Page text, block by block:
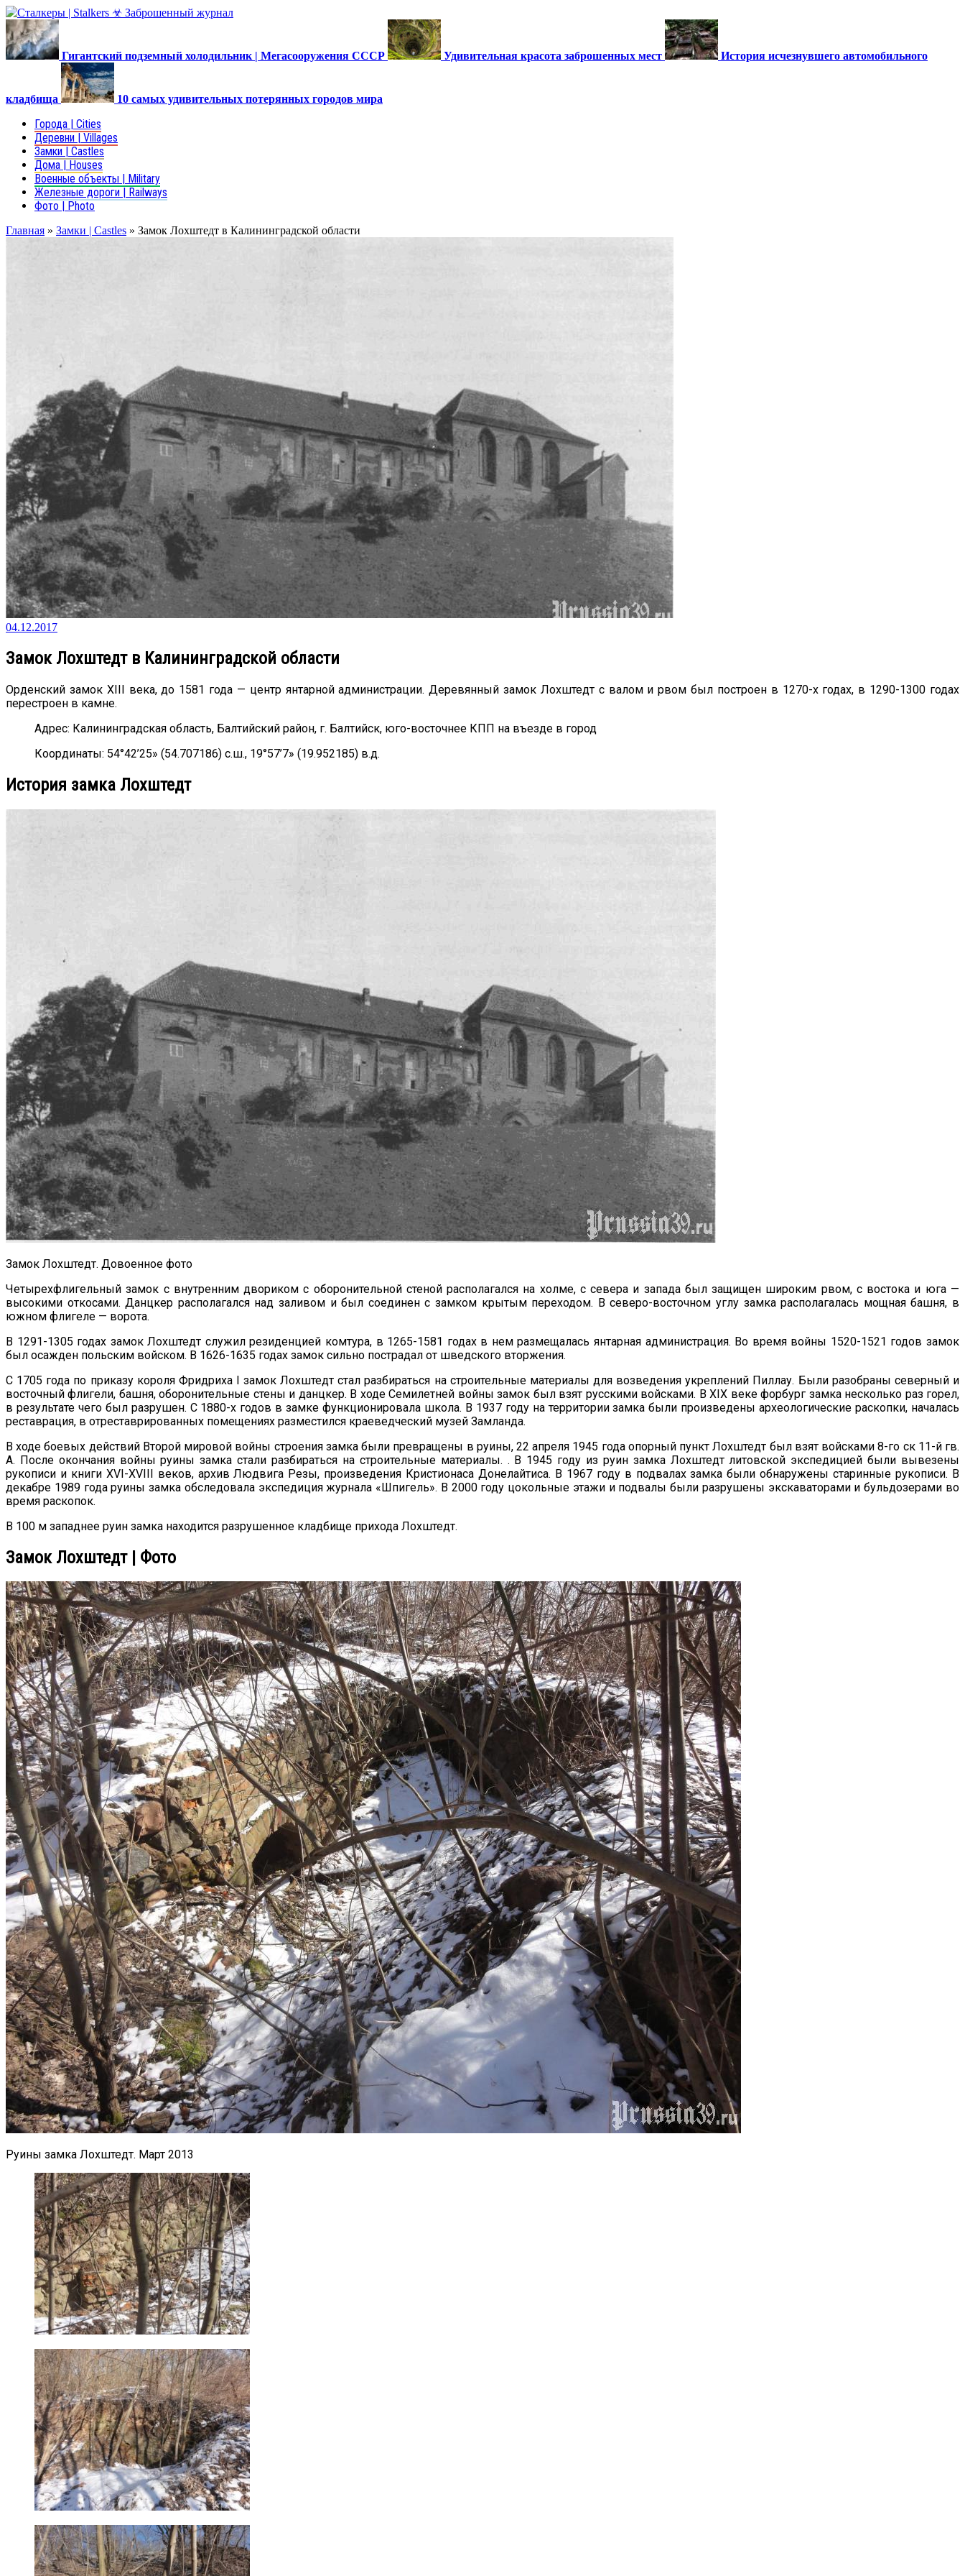
Гигантский подземный холодильник | Мегасооружения СССР Удивительная красота заброшенных мест История исчезнувшего автомобильного
кладбища 10 самых удивительных потерянных городов мира
Города | Cities
Деревни | Villages
Замки | Castles
Дома | Houses
Военные объекты | Military
Железные дороги | Railways
Фото | Photo
Главная » Замки | Castles » Замок Лохштедт в Калининградской области
04.12.2017
Замок Лохштедт в Калининградской области
Орденский замок XIII века, до 1581 года — центр янтарной администрации. Деревянный замок Лохштедт с валом и рвом был построен в 1270-х годах, в 1290-1300 годах
перестроен в камне.
Адрес: Калининградская область, Балтийский район, г. Балтийск, юго-восточнее КПП на въезде в город
Координаты: 54°42’25» (54.707186) с.ш., 19°57’7» (19.952185) в.д.
История замка Лохштедт
Замок Лохштедт. Довоенное фото
Четырехфлигельный замок с внутренним двориком с оборонительной стеной располагался на холме, с севера и запада был защищен широким рвом, с востока и юга —
высокими откосами. Данцкер располагался над заливом и был соединен с замком крытым переходом. В северо-восточном углу замка располагалась мощная башня, в
южном флигеле — ворота.
В 1291-1305 годах замок Лохштедт служил резиденцией комтура, в 1265-1581 годах в нем размещалась янтарная администрация. Во время войны 1520-1521 годов замок
был осажден польским войском. В 1626-1635 годах замок сильно пострадал от шведского вторжения.
С 1705 года по приказу короля Фридриха I замок Лохштедт стал разбираться на строительные материалы для возведения укреплений Пиллау. Были разобраны северный и
восточный флигели, башня, оборонительные стены и данцкер. В ходе Семилетней войны замок был взят русскими войсками. В XIX веке форбург замка несколько раз горел,
в результате чего был разрушен. С 1880-х годов в замке функционировала школа. В 1937 году на территории замка были произведены археологические раскопки, началась
реставрация, в отреставрированных помещениях разместился краеведческий музей Замланда.
В ходе боевых действий Второй мировой войны строения замка были превращены в руины, 22 апреля 1945 года опорный пункт Лохштедт был взят войсками 8-го ск 11-й гв.
А. После окончания войны руины замка стали разбираться на строительные материалы. . В 1945 году из руин замка Лохштедт литовской экспедицией были вывезены
рукописи и книги XVI-XVIII веков, архив Людвига Резы, произведения Кристионаса Донелайтиса. В 1967 году в подвалах замка были обнаружены старинные рукописи. В
декабре 1989 года руины замка обследовала экспедиция журнала «Шпигель». В 2000 году цокольные этажи и подвалы были разрушены экскаваторами и бульдозерами во
время раскопок.
В 100 м западнее руин замка находится разрушенное кладбище прихода Лохштедт.
Замок Лохштедт | Фото
Руины замка Лохштедт. Март 2013